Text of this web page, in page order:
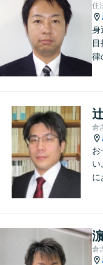
住
身
律
依
添
倉
お
い
に
倉